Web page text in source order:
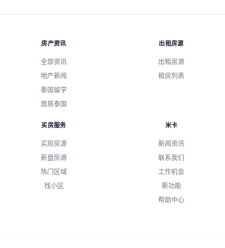
房产资讯
全部资讯
地产新闻
泰国留学
旅居泰国
出租房源
出租房源
租房列表
买房服务
买房房源
新盘房源
热门区域
找小区
米卡
新闻资讯
联系我们
工作机会
新功能
帮助中心